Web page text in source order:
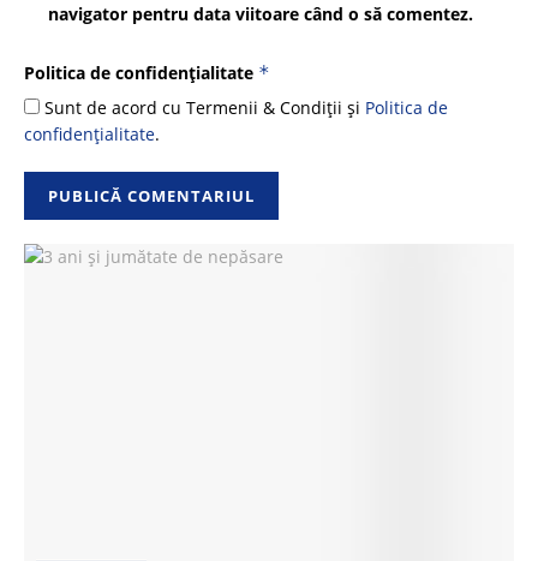
navigator pentru data viitoare când o să comentez.
Politica de confidențialitate *
Sunt de acord cu Termenii & Condiții și Politica de
confidențialitate.